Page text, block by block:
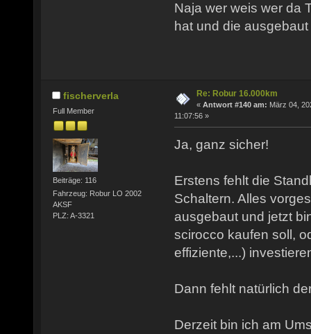
Naja wer weis wer da
hat und die
fischerverla
Full Member
Beiträge: 116
Fahrzeug: Robur LO 2002
AKSF
PLZ: A-3321
Re: Robur 16.000km
« Antwort #140 am: März 04,
11:07:56 »
Ja, ganz sicher!
Erstens fehlt die
Schaltern. Alles
ausgebaut und jetzt
scirocco kaufen soll,
effiziente,...)
Dann fehlt natürlich
Derzeit bin ich am